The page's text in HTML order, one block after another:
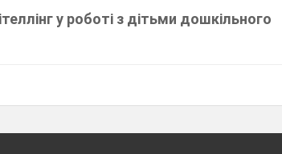
у роботі з дітьми дошкільного